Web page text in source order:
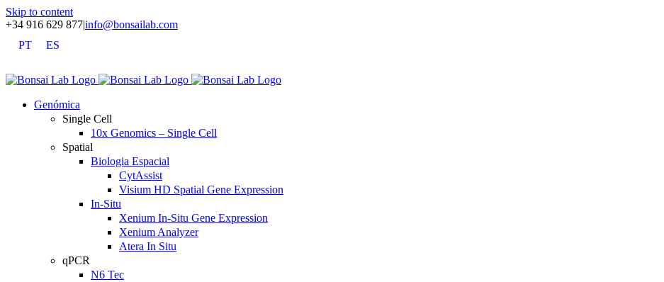
Skip to content
+34 916 629 877|info@bonsailab.com
PT
ES
Genómica
Single Cell
10x Genomics – Single Cell
Spatial
Biologia Espacial
CytAssist
Visium HD Spatial Gene Expression
In-Situ
Xenium In-Situ Gene Expression
Xenium Analyzer
Atera In Situ
qPCR
N6 Tec